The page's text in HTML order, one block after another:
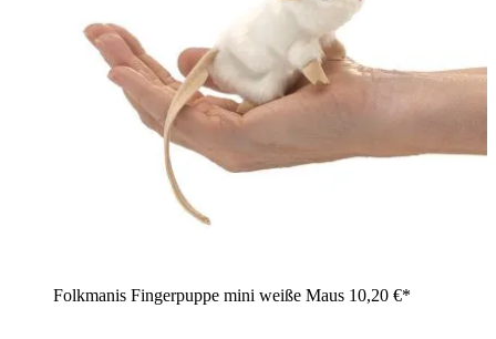
Folkmanis Fingerpuppe mini weiße Maus 10,20 €*